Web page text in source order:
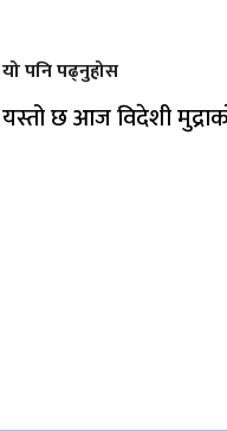
यो पनि पढ्नुहोस
यस्तो छ आज विदेशी